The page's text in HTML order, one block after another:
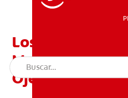
Los Beneficios
Manzanilla
Ojeras